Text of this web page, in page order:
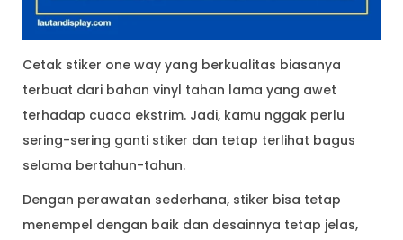
Cetak stiker one way yang berkualitas biasanya
terbuat dari bahan vinyl tahan lama yang awet
terhadap cuaca ekstrim. Jadi, kamu nggak perlu
sering-sering ganti stiker dan tetap terlihat bagus
selama bertahun-tahun.
Dengan perawatan sederhana, stiker bisa tetap
menempel dengan baik dan desainnya tetap jelas,